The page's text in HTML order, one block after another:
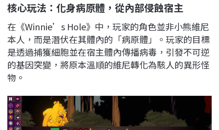
核心玩法：化身病原體，從內部侵蝕宿主
在《Winnie’s Hole》中，玩家的角色並非小熊維尼
本人，而是潛伏在其體內的「病原體」。玩家的目標
是透過捕獲細胞並在宿主體內傳播病毒，引發不可逆
的基因突變，將原本溫順的維尼轉化為駭人的異形怪
物。